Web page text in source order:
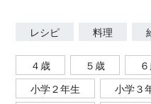
レシピ 料理
４歳 ５歳
小学２年生
小学３